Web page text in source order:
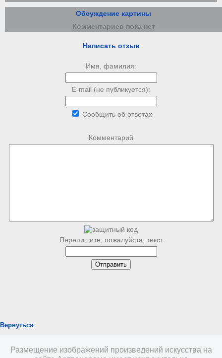
Обсуждение картины
Комментариев пока нет
Написать отзыв
Имя, фамилия:
E-mail (не публикуется):
Сообщить об ответах
Комментарий
Перепишите, пожалуйста, текст
Вернуться
Размещение изображений произведений искусства на